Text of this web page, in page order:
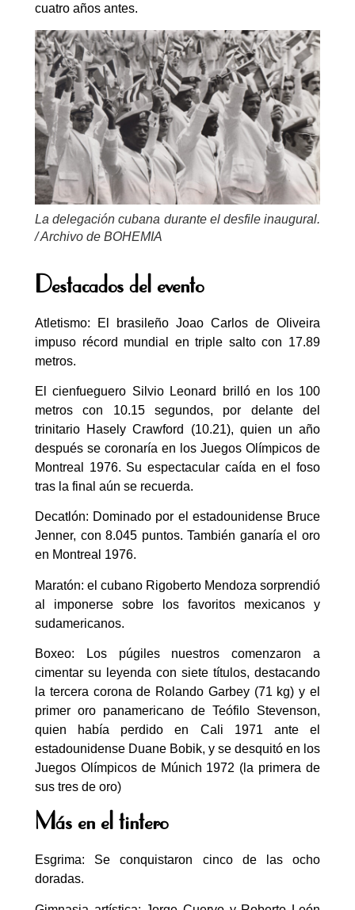
cuatro años antes.
La delegación cubana durante el desfile inaugural.
/ Archivo de BOHEMIA
Destacados del evento
Atletismo: El brasileño Joao Carlos de Oliveira
impuso récord mundial en triple salto con 17.89
metros.
El cienfueguero Silvio Leonard brilló en los 100
metros con 10.15 segundos, por delante del
trinitario Hasely Crawford (10.21), quien un año
después se coronaría en los Juegos Olímpicos de
Montreal 1976. Su espectacular caída en el foso
tras la final aún se recuerda.
Decatlón: Dominado por el estadounidense Bruce
Jenner, con 8.045 puntos. También ganaría el oro
en Montreal 1976.
Maratón: el cubano Rigoberto Mendoza sorprendió
al imponerse sobre los favoritos mexicanos y
sudamericanos.
Boxeo: Los púgiles nuestros comenzaron a
cimentar su leyenda con siete títulos, destacando
la tercera corona de Rolando Garbey (71 kg) y el
primer oro panamericano de Teófilo Stevenson,
quien había perdido en Cali 1971 ante el
estadounidense Duane Bobik, y se desquitó en los
Juegos Olímpicos de Múnich 1972 (la primera de
sus tres de oro)
Más en el tintero
Esgrima: Se conquistaron cinco de las ocho
doradas.